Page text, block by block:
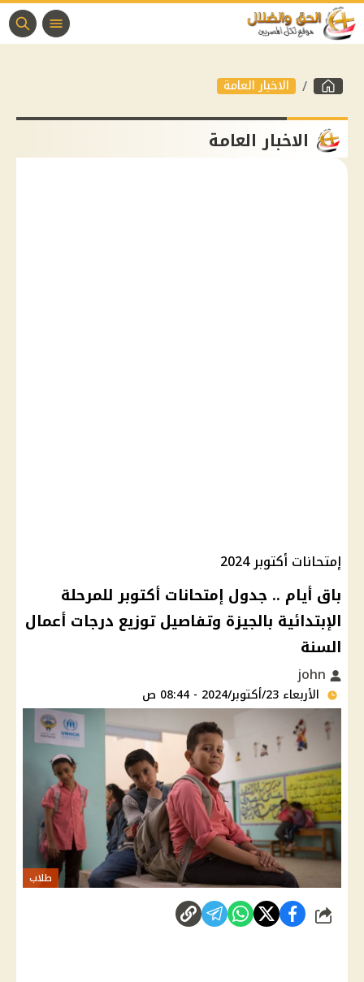
الاخبار العامة
الاخبار العامة
إمتحانات أكتوبر 2024
باق أيام .. جدول إمتحانات أكتوبر للمرحلة
الإبتدائية بالجيزة وتفاصيل توزيع درجات أعمال
السنة
الأربعاء 23/أكتوبر/2024 - 08:44 ص
طلاب
شارك